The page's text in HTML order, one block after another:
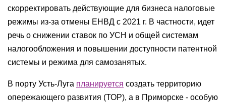
скорректировать действующие для бизнеса налоговые
режимы из-за отмены ЕНВД с 2021 г. В частности, идет
речь о снижении ставок по УСН и общей системам
налогообложения и повышении доступности патентной
системы и режима для самозанятых.
В порту Усть-Луга планируется создать территорию
опережающего развития (ТОР), а в Приморске - особую